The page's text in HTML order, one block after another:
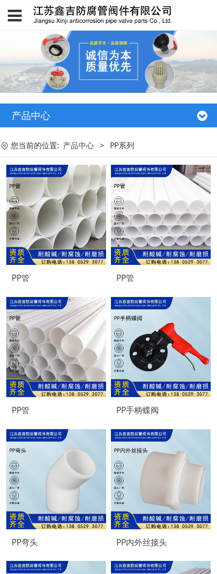
产品中心
您当前的位置: 产品中心 > PP系列
PP管 PP管
PP管 PP手柄蝶阀
PP弯头 PP内外丝接头